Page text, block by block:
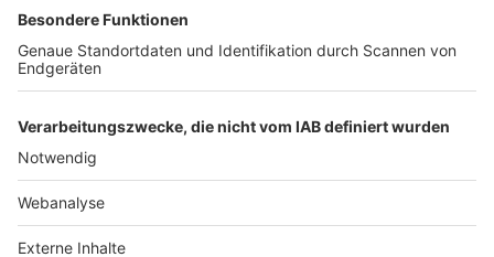
Nutzungsbedingungen Datenschutz Impressum